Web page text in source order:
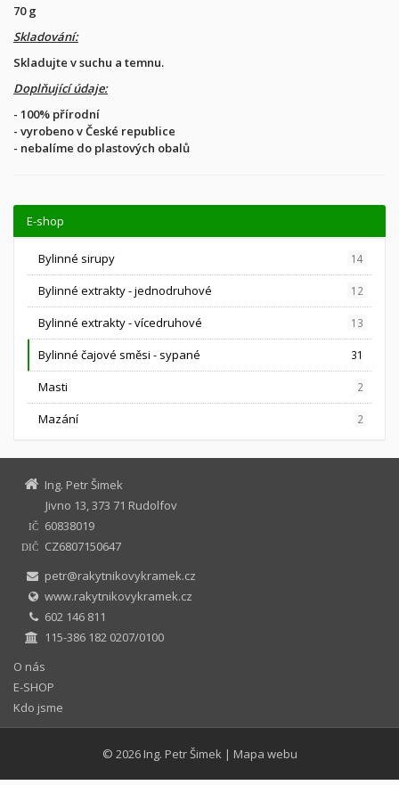
70 g
Skladování:
Skladujte v suchu a temnu.
Doplňující údaje:
- 100% přírodní
- vyrobeno v České republice
- nebalíme do plastových obalů
E-shop
Bylinné sirupy 14
Bylinné extrakty - jednodruhové 12
Bylinné extrakty - vícedruhové 13
Bylinné čajové směsi - sypané 31
Masti 2
Mazání 2
Ing. Petr Šimek
Jivno 13, 373 71 Rudolfov
IČ 60838019
DIČ
CZ6807150647
petr@rakytnikovykramek.cz
www.rakytnikovykramek.cz
602 146 811
115-386 182 0207/0100
O nás
E-SHOP
Kdo jsme
© 2026 Ing. Petr Šimek | Mapa webu